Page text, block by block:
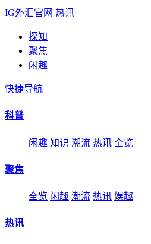
IG外汇官网 热讯
探知
聚焦
闲趣
快捷导航
科普
闲趣 知识 潮流 热讯 全览
聚焦
全览 闲趣 潮流 热讯 娱趣
热讯